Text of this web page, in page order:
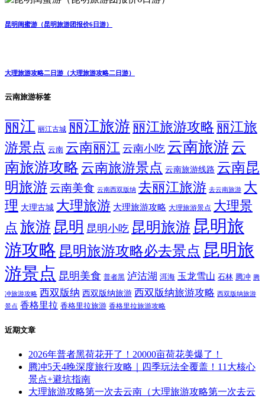
昆明闺蜜游（昆明旅游团报价6日游）
大理旅游攻略二日游（大理旅游攻略二日游）
云南旅游标签
丽江 丽江古城 丽江旅游丽江旅游攻略丽江旅
游景点 云南 云南丽江 云南旅游云
南旅游攻略
云南昆